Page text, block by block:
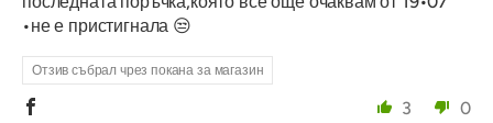
•не е пристигнала 😒
Отзив събрал чрез покана за магазин
3 0